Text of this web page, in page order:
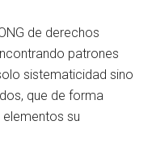
de derechos
patrones
sistematicidad sino
que de forma
su